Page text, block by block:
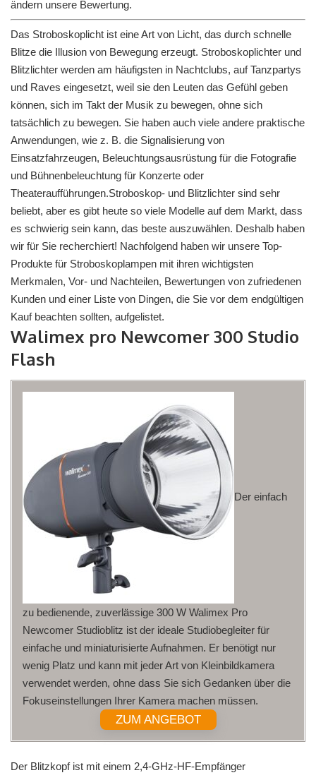
ändern unsere Bewertung.
Das Stroboskoplicht ist eine Art von Licht, das durch schnelle
Blitze die Illusion von Bewegung erzeugt. Stroboskoplichter und
Blitzlichter werden am häufigsten in Nachtclubs, auf Tanzpartys
und Raves eingesetzt, weil sie den Leuten das Gefühl geben
können, sich im Takt der Musik zu bewegen, ohne sich
tatsächlich zu bewegen. Sie haben auch viele andere praktische
Anwendungen, wie z. B. die Signalisierung von
Einsatzfahrzeugen, Beleuchtungsausrüstung für die Fotografie
und Bühnenbeleuchtung für Konzerte oder
Theateraufführungen.Stroboskop- und Blitzlichter sind sehr
beliebt, aber es gibt heute so viele Modelle auf dem Markt, dass
es schwierig sein kann, das beste auszuwählen. Deshalb haben
wir für Sie recherchiert! Nachfolgend haben wir unsere Top-
Produkte für Stroboskoplampen mit ihren wichtigsten
Merkmalen, Vor- und Nachteilen, Bewertungen von zufriedenen
Kunden und einer Liste von Dingen, die Sie vor dem endgültigen
Kauf beachten sollten, aufgelistet.
Walimex pro Newcomer 300 Studio
Flash
Der einfach
zu bedienende, zuverlässige 300 W Walimex Pro
Newcomer Studioblitz ist der ideale Studiobegleiter für
einfache und miniaturisierte Aufnahmen. Er benötigt nur
wenig Platz und kann mit jeder Art von Kleinbildkamera
verwendet werden, ohne dass Sie sich Gedanken über die
Fokuseinstellungen Ihrer Kamera machen müssen.
ZUM ANGEBOT
Der Blitzkopf ist mit einem 2,4-GHz-HF-Empfänger